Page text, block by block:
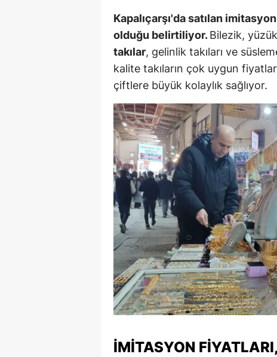
Kilis
Kapalıçarşı'da satılan
olduğu belirtiliyor.Bilezik,
takılar, gelinlik takıları ve
kalite takıların çok uygun
çiftlere büyük kolaylık sağlıyor.
İMITASYON